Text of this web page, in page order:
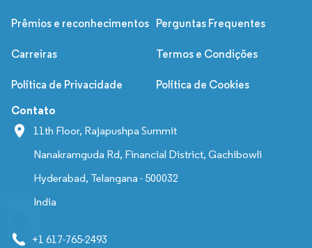
Prêmios e reconhecimentos Perguntas Frequentes
Carreiras Termos e Condições
Política de Privacidade Política de Cookies
Contato
11th Floor, Rajapushpa Summit
Nanakramguda Rd, Financial District, Gachibowli
Hyderabad, Telangana - 500032
India
+1 617-765-2493